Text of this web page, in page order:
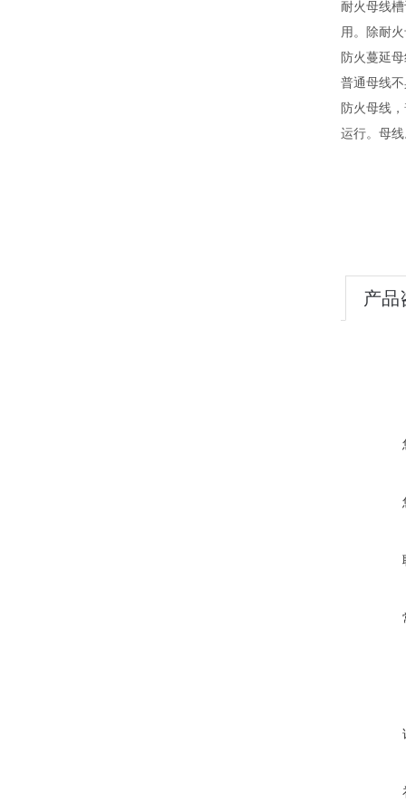
耐火母线
用。除耐
防火蔓延
普通母线
防火母线
运行。母
产品